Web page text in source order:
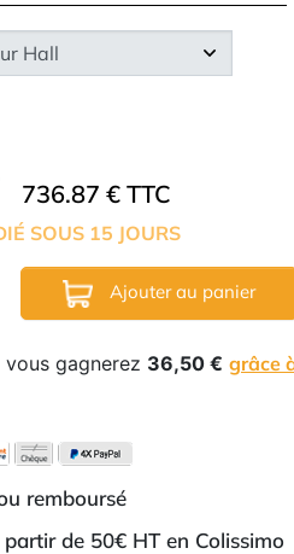
736.87 € TTC
SOUS 15 JOURS
Ajouter au panier
gagnerez 36,50 € grâce
remboursé
de 50€ HT en Colissimo